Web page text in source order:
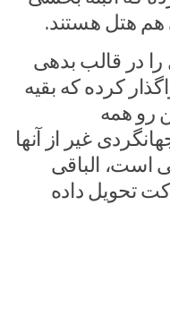
هم هتل هستند.
داد: دولت ۱۳۷ هتل را در قالب بدهی
کرده که بقیه
این رو همه
غیر از آنها
است، الباقی
تحویل داده